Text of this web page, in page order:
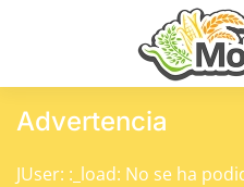
Skip to main content
Advertencia
JUser: :_load: No se ha